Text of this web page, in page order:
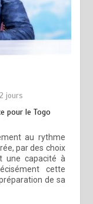
2 jours
pour le Togo
au rythme
par des choix
une capacité à
cette
de sa